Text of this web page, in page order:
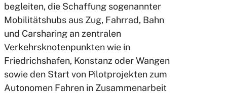
begleiten, die Schaffung sogenannter
Mobilitätshubs aus Zug, Fahrrad, Bahn
und Carsharing an zentralen
Verkehrsknotenpunkten wie in
Friedrichshafen, Konstanz oder Wangen
sowie den Start von Pilotprojekten zum
Autonomen Fahren in Zusammenarbeit